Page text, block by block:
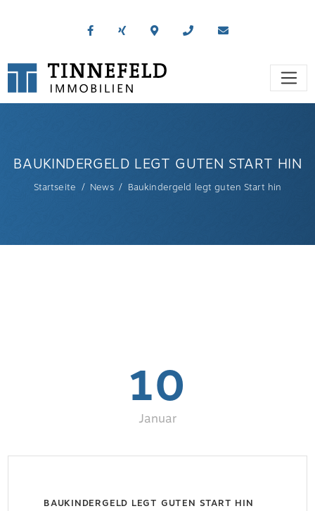
BAUKINDERGELD LEGT GUTEN START HIN
Startseite News Baukindergeld legt guten Start hin
10
Januar
BAUKINDERGELD LEGT GUTEN START HIN